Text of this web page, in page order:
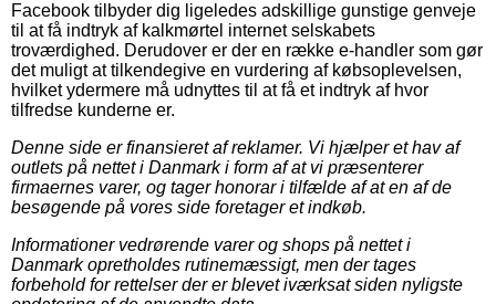
Facebook tilbyder dig ligeledes adskillige gunstige genveje
til at få indtryk af kalkmørtel internet selskabets
troværdighed. Derudover er der en række e-handler som gør
det muligt at tilkendegive en vurdering af købsoplevelsen,
hvilket ydermere må udnyttes til at få et indtryk af hvor
tilfredse kunderne er.
Denne side er finansieret af reklamer. Vi hjælper et hav af
outlets på nettet i Danmark i form af at vi præsenterer
firmaernes varer, og tager honorar i tilfælde af at en af de
besøgende på vores side foretager et indkøb.
Informationer vedrørende varer og shops på nettet i
Danmark opretholdes rutinemæssigt, men der tages
forbehold for rettelser der er blevet iværksat siden nyligste